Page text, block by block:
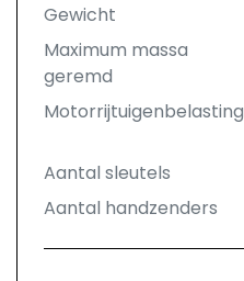
Gewicht
Maximum massa
geremd
Motorrijtuigenbelasting
Aantal sleutels
Aantal handzenders